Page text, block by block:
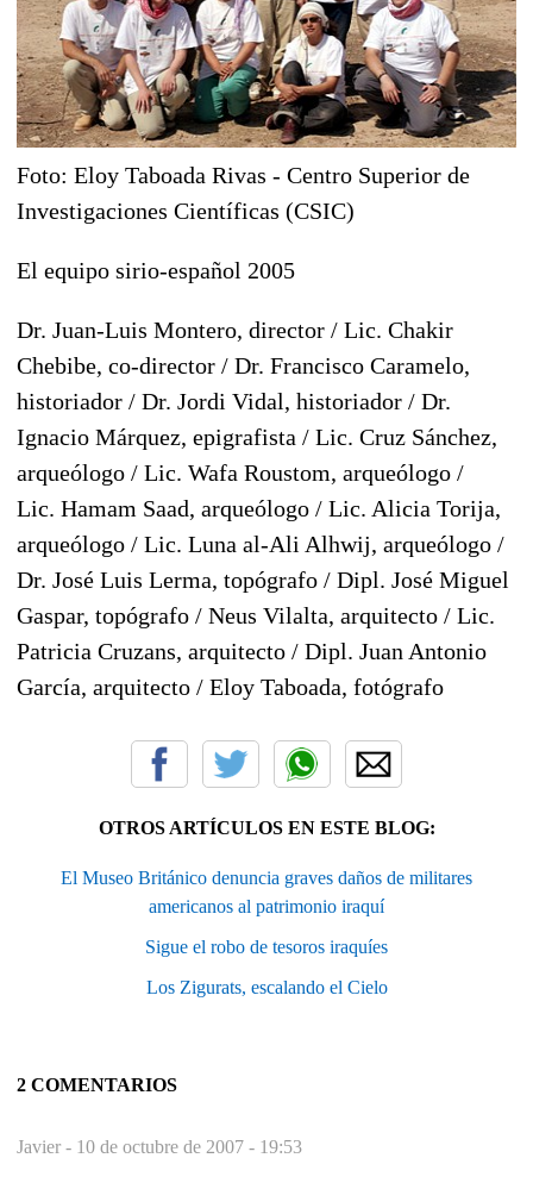
Foto: Eloy Taboada Rivas - Centro Superior de
Investigaciones Científicas (CSIC)
El equipo sirio-español 2005
Dr. Juan-Luis Montero, director / Lic. Chakir
Chebibe, co-director / Dr. Francisco Caramelo,
historiador / Dr. Jordi Vidal, historiador / Dr.
Ignacio Márquez, epigrafista / Lic. Cruz Sánchez,
arqueólogo / Lic. Wafa Roustom, arqueólogo /
Lic. Hamam Saad, arqueólogo / Lic. Alicia Torija,
arqueólogo / Lic. Luna al-Ali Alhwij, arqueólogo /
Dr. José Luis Lerma, topógrafo / Dipl. José Miguel
Gaspar, topógrafo / Neus Vilalta, arquitecto / Lic.
Patricia Cruzans, arquitecto / Dipl. Juan Antonio
García, arquitecto / Eloy Taboada, fotógrafo
OTROS ARTÍCULOS EN ESTE BLOG:
El Museo Británico denuncia graves daños de militares
americanos al patrimonio iraquí
Sigue el robo de tesoros iraquíes
Los Zigurats, escalando el Cielo
2 COMENTARIOS
Javier - 10 de octubre de 2007 - 19:53